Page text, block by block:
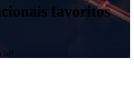
favoritos
lar!